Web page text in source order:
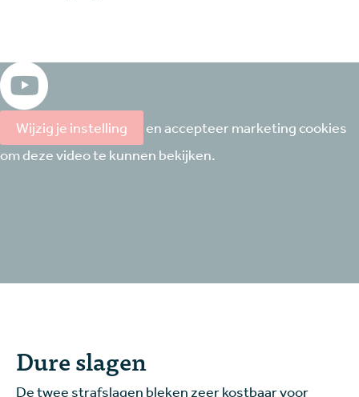
Wijzig je instelling
en accepteer marketing cookies
om deze video te kunnen bekijken.
Dure slagen
De twee strafslagen bleken zeer kostbaar voor